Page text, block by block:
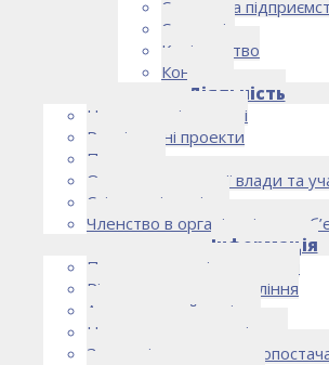
Структура
Стратегія
Керівництво
Контакти
Діяльність
Напрямки діяльності
Реалізовані проекти
Партнери
Органи державної влади та
Спільна діяльність
Членство в організаціях та
Інформація
Правоустановчі документи
Рішення органу управління
Аудиторський комітет
Нормативно-правові акти
Загальні умови
НОВИНИ